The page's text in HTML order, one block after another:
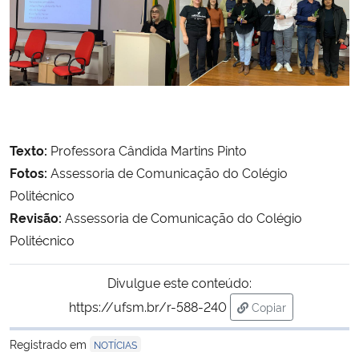
Texto: Professora Cândida Martins Pinto
Fotos: Assessoria de Comunicação do Colégio
Politécnico
Revisão: Assessoria de Comunicação do Colégio
Politécnico
Divulgue este conteúdo:
https://ufsm.br/r-588-240
Copiar
para área de
Registrado em
NOTÍCIAS